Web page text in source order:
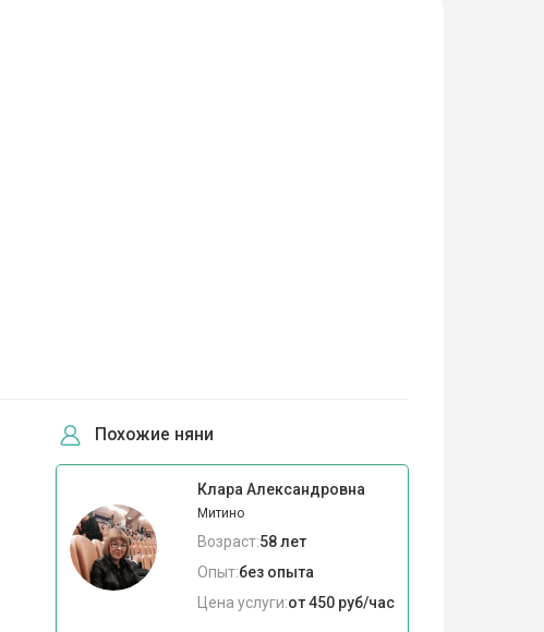
Похожие няни
Клара Александровна
Митино
Возраст:58 лет
Опыт:без опыта
Цена услуги:от 450 руб/час